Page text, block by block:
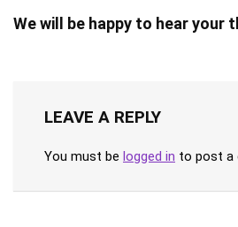
We will be happy to hear your
LEAVE A REPLY
You must be logged in to post a